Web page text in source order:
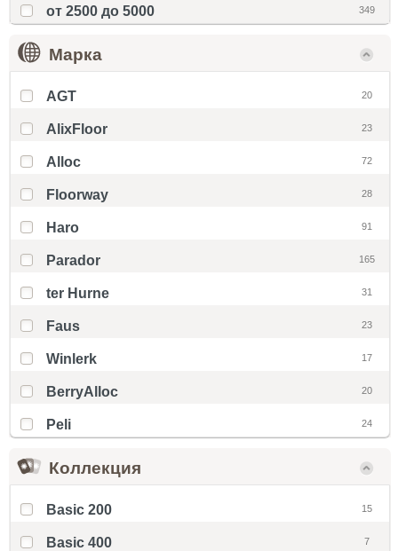
от 2500 до 5000 349
Марка
AGT 20
AlixFloor 23
Alloc 72
Floorway 28
Haro 91
Parador 165
ter Hurne 31
Faus 23
Winlerk 17
BerryAlloc 20
Peli 24
Коллекция
Basic 200 15
Basic 400 7